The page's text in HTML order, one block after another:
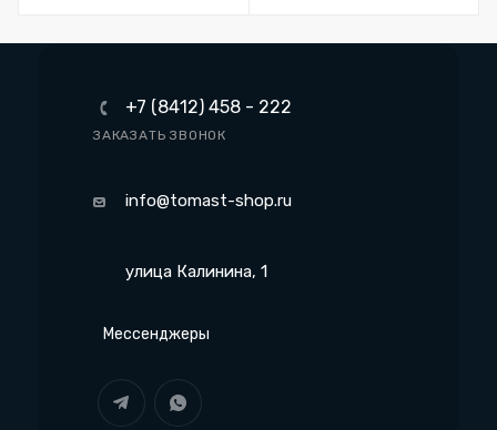
+7 (8412) 458 - 222
ЗАКАЗАТЬ ЗВОНОК
info@tomast-shop.ru
улица Калинина, 1
Мессенджеры